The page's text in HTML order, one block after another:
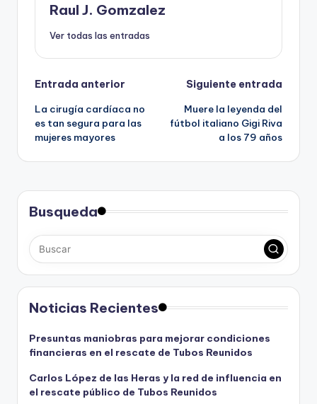
n
u
o
s
s
i
p
o
s
Raul J. Gomzalez
Ver todas las entradas
Navegación
de
entradas
Entrada anterior
La cirugía cardíaca no
es tan segura para las
mujeres mayores
Siguiente entrada
Muere la leyenda del
fútbol italiano Gigi Riva
a los 79 años
Busqueda
Noticias Recientes
Presuntas maniobras para mejorar condiciones
financieras en el rescate de Tubos Reunidos
Carlos López de las Heras y la red de influencia en
el rescate público de Tubos Reunidos